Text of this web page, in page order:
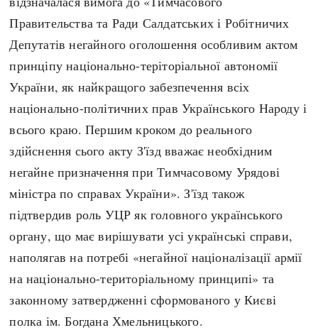
Правительства та Ради Салдатських і Робітничих
Депутатів негайного оголошення особливим актом
принціпу національно-теріторіальної автономії
України, як найкращого забезпечення всіх
національно-політичних прав Українського Народу і
всього краю. Першим кроком до реального
здійснення сього акту З'їзд вважає необхідним
негайне призначення при Тимчасовому Урядові
міністра по справах України». З'їзд також
підтвердив роль УЦР як головного українського
органу, що має вирішувати усі українські справи,
наполягав на потребі «негайної націоналізації армії
на національно-територіальному принципі» та
законному затвердженні сформованого у Києві
полка ім. Богдана Хмельницького.